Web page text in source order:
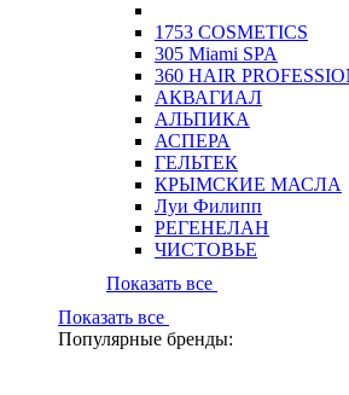
1753 COSMETICS
305 Miami SPA
360 HAIR
АКВАГИАЛ
АЛЬПИКА
АСПЕРА
ГЕЛЬТЕК
КРЫМСКИЕ МАСЛА
Луи Филипп
РЕГЕНЕЛАН
ЧИСТОВЬЕ
Показать все
Показать все
Популярные бренды: